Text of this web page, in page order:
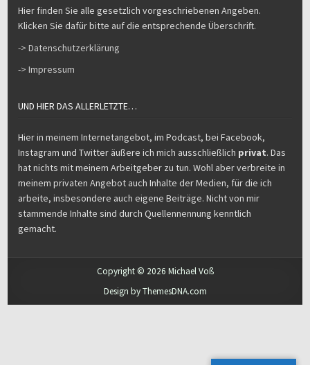
Hier finden Sie alle gesetzlich vorgeschriebenen Angeben.
Klicken Sie dafür bitte auf die entsprechende Überschrift.
-> Datenschutzerklärung
-> Impressum
UND HIER DAS ALLERLETZTE…
Hier in meinem Internetangebot, im Podcast, bei Facebook,
Instagram und Twitter äußere ich mich ausschließlich privat. Das
hat nichts mit meinem Arbeitgeber zu tun. Wohl aber verbreite in
meinem privaten Angebot auch Inhalte der Medien, für die ich
arbeite, insbesondere auch eigene Beiträge. Nicht von mir
stammende Inhalte sind durch Quellennennung kenntlich
gemacht.
Copyright © 2026 Michael Voß
Design by ThemesDNA.com